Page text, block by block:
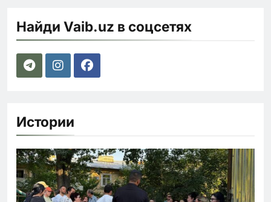
Найди Vaib.uz в соцсетях
Истории